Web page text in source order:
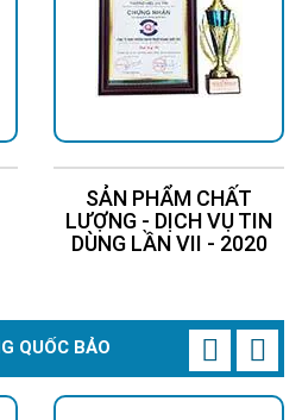
SẢN PHẨM CHẤT
LƯỢNG - DỊCH VỤ TIN
DÙNG LẦN VII - 2020
QUỐC BẢO